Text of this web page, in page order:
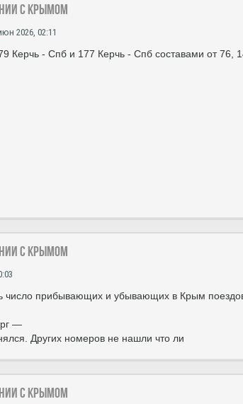
с Крымом
2026, 02:11
Керчь - Спб и 177 Керчь - Спб составами от 76,
с Крымом
число прибывающих и убывающих в Крым
—
Других номеров не нашли что ли
с Крымом